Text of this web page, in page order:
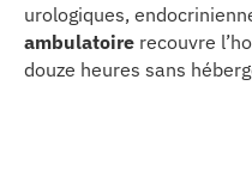
santé
urologiques,
ambulatoire recouvre
douze heures sans